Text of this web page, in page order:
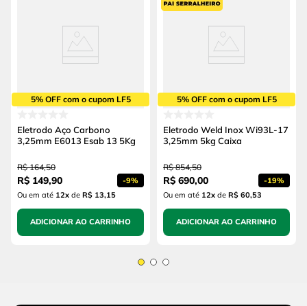
5% OFF com o cupom LF5
Eletrodo Aço Carbono
3,25mm E6013 Esab 13 5Kg
R$ 164,50
R$ 149,90 -9%
Ou em até 12x de R$ 13,15
ADICIONAR AO CARRINHO
5% OFF com o cupom LF5
Eletrodo Weld Inox Wi93L-17
3,25mm 5kg Caixa
R$ 854,50
R$ 690,00 -19%
Ou em até 12x de R$ 60,53
ADICIONAR AO CARRINHO